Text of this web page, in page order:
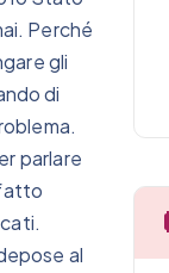
Perché
gli
di
parlare
al